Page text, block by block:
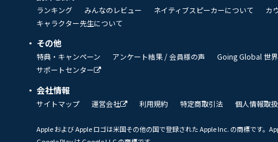
ランキング みんなのレビュー ネイティブスピーカーについて
カ
キャラクター先生について
その他
特典・キャンペーン アンケート結果 / 会員様の声 Going Global 世
サポートセンター
会社情報
サイトマップ 運営会社 利用規約 特定商取引法 個人情報取
Apple および Apple ロゴは米国その他の国で登録された Apple Inc. の商標です。